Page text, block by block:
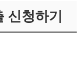
신청하기